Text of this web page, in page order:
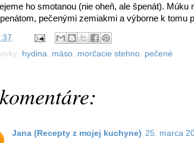
ho smotanou (nie oheň, ale špenát).
pečenými zemiakmi a výborne k tomu
hydina, mäso, morčacie stehno, pečené
Jana (Recepty z mojej kuchyne) 25. marca